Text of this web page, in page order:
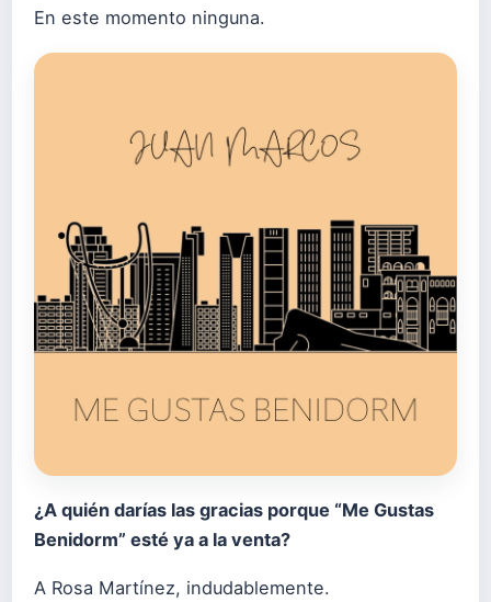
En este momento ninguna.
¿A quién darías las gracias porque “Me Gustas
Benidorm” esté ya a la venta?
A Rosa Martínez, indudablemente.